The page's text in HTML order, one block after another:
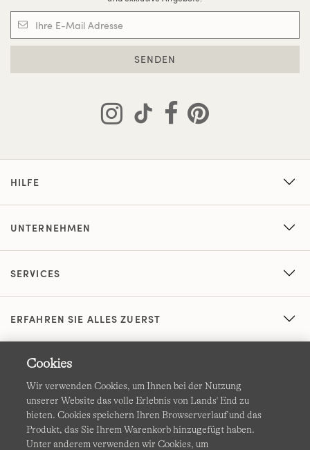
SENDEN
HILFE
UNTERNEHMEN
SERVICES
ERFAHREN SIE ALLES ZUERST
AGB Datenschutz & Sicherheit
Cookies
Wir verwenden Cookies, um Ihnen bei der Nutzung
unserer Website das volle Erlebnis von Lands' End zu
bieten. Cookies speichern Ihren Browserverlauf und das
Produkt, das Sie Ihrem Warenkorb hinzugefügt haben.
Unter anderem verwenden wir Cookies, um